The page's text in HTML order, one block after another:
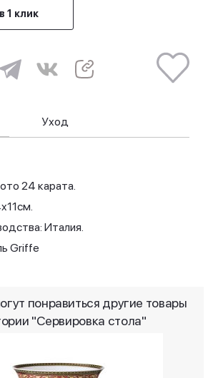
1 клик
24 карата.
Италия.
Griffe
Уход
понравиться другие товары
"Сервировка стола"